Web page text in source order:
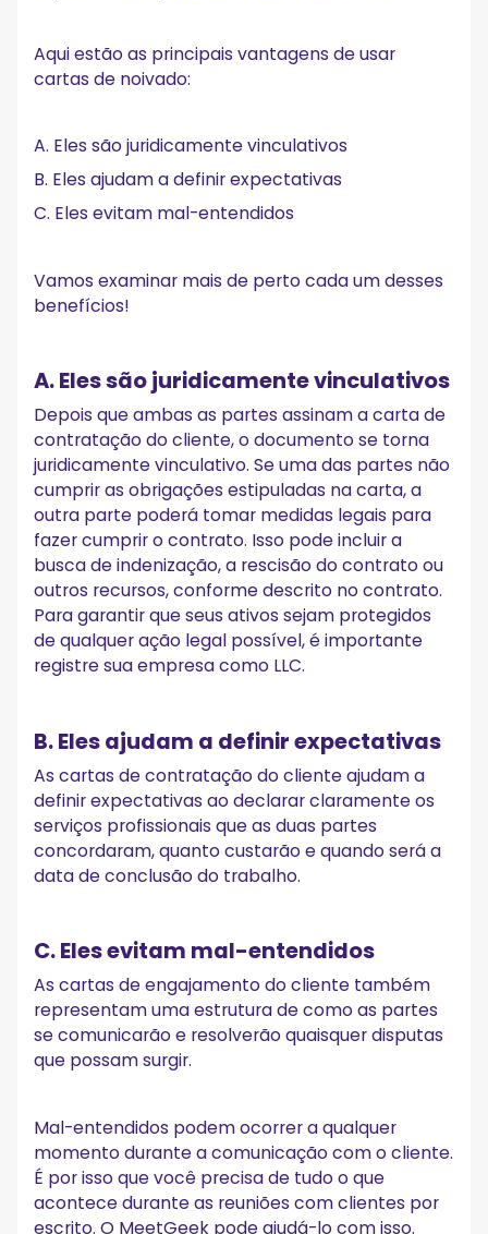
Aqui estão as principais vantagens de usar
cartas de noivado:
A. Eles são juridicamente vinculativos
B. Eles ajudam a definir expectativas
C. Eles evitam mal-entendidos
Vamos examinar mais de perto cada um desses
benefícios!
A. Eles são juridicamente vinculativos
Depois que ambas as partes assinam a carta de
contratação do cliente, o documento se torna
juridicamente vinculativo. Se uma das partes não
cumprir as obrigações estipuladas na carta, a
outra parte poderá tomar medidas legais para
fazer cumprir o contrato. Isso pode incluir a
busca de indenização, a rescisão do contrato ou
outros recursos, conforme descrito no contrato.
Para garantir que seus ativos sejam protegidos
de qualquer ação legal possível, é importante
registre sua empresa como LLC.
B. Eles ajudam a definir expectativas
As cartas de contratação do cliente ajudam a
definir expectativas ao declarar claramente os
serviços profissionais que as duas partes
concordaram, quanto custarão e quando será a
data de conclusão do trabalho.
C. Eles evitam mal-entendidos
As cartas de engajamento do cliente também
representam uma estrutura de como as partes
se comunicarão e resolverão quaisquer disputas
que possam surgir.
Mal-entendidos podem ocorrer a qualquer
momento durante a comunicação com o cliente.
É por isso que você precisa de tudo o que
acontece durante as reuniões com clientes por
escrito. O MeetGeek pode ajudá-lo com isso.